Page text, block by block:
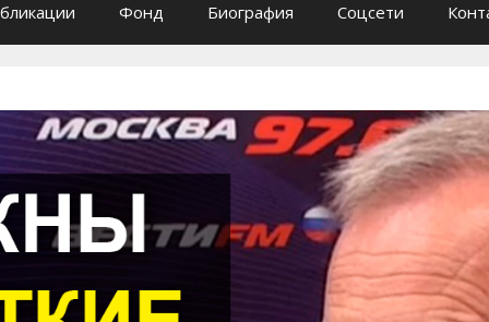
Фонд Биография Соцсети